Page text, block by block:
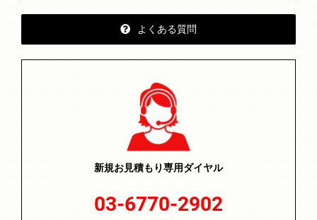
よくある質問
新規お見積もり専用ダイヤル
03-6770-2902